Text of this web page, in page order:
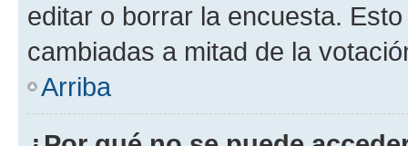
editar o borrar la encuesta.
cambiadas a mitad de la
Arriba